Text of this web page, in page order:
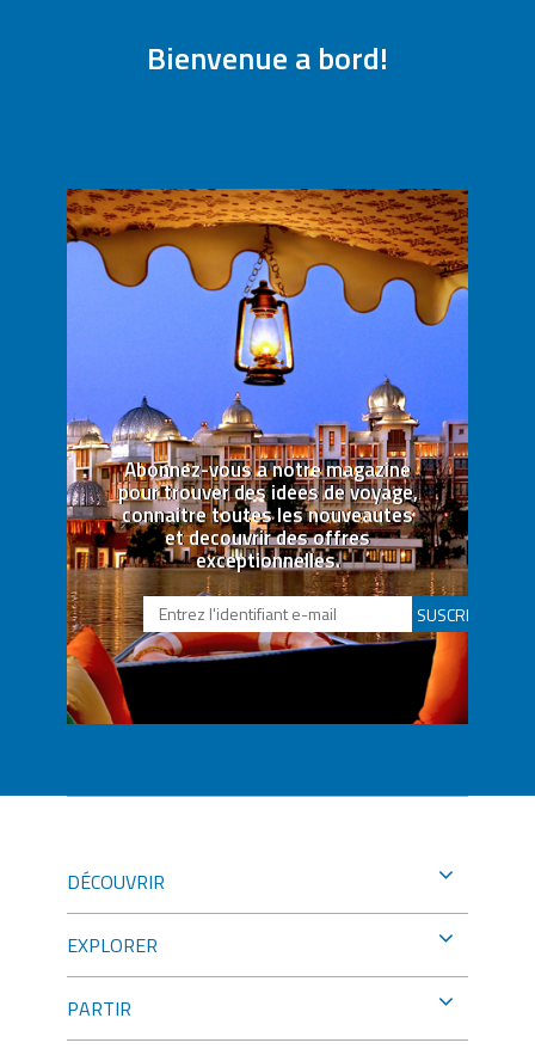
Bienvenue a bord!
Abonnez-vous a notre magazine
pour trouver des idees de voyage,
connaitre toutes les nouveautes
et decouvrir des offres
exceptionnelles.
SUSCRIBETE
DÉCOUVRIR
EXPLORER
PARTIR